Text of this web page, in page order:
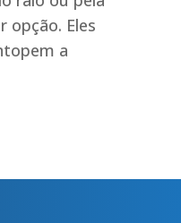
opção. Eles
a